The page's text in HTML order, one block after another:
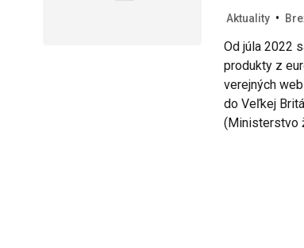
Aktuality •
Od júla 2022
produkty z
verejných
do Veľkej
(Ministerstvo